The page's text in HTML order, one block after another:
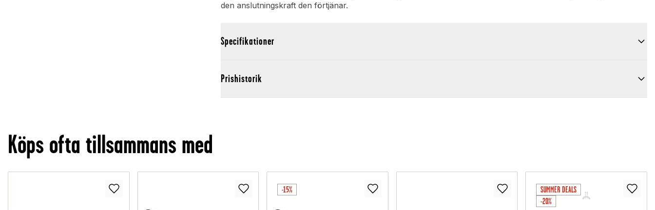
den anslutningskraft den förtjänar.
Specifikationer
Prishistorik
Köps ofta tillsammans med
-15%
SUMMER DEALS
-20%